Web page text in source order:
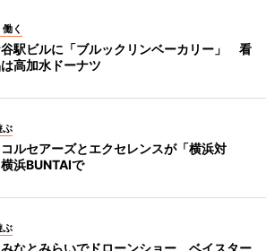
く
駅ビルに「ブルックリンベーカリー」 看
高加水ドーナツ
ぶ
ルセアーズとエクセレンスが「横浜対
浜BUNTAIで
ぶ
なとみらいでドローンショー ベイスター